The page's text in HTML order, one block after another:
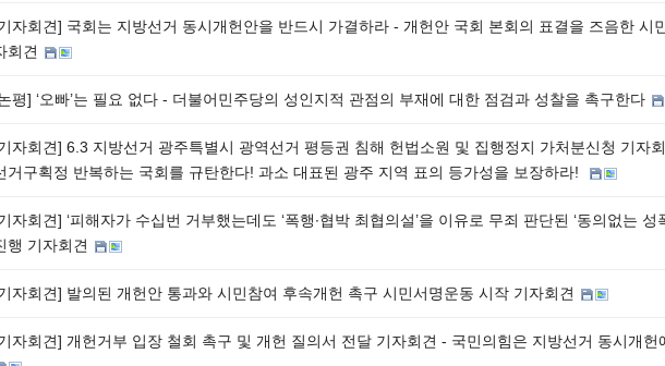
자회견] 국회는 지방선거 동시개헌안을 반드시 가결하라 - 개헌안 국회 본회의 표결을 즈음한 시
회견
평] ‘오빠’는 필요 없다 - 더불어민주당의 성인지적 관점의 부재에 대한 점검과 성찰을 촉구한다
자회견] 6.3 지방선거 광주특별시 광역선거 평등권 침해 헌법소원 및 집행정지 가처분신청 기자
거구획정 반복하는 국회를 규탄한다! 과소 대표된 광주 지역 표의 등가성을 보장하라!
자회견] ‘피해자가 수십번 거부했는데도 ‘폭행∙협박 최협의설’을 이유로 무죄 판단된 ‘동의없는 성
행 기자회견
자회견] 발의된 개헌안 통과와 시민참여 후속개헌 촉구 시민서명운동 시작 기자회견
자회견] 개헌거부 입장 철회 촉구 및 개헌 질의서 전달 기자회견 - 국민의힘은 지방선거 동시개헌